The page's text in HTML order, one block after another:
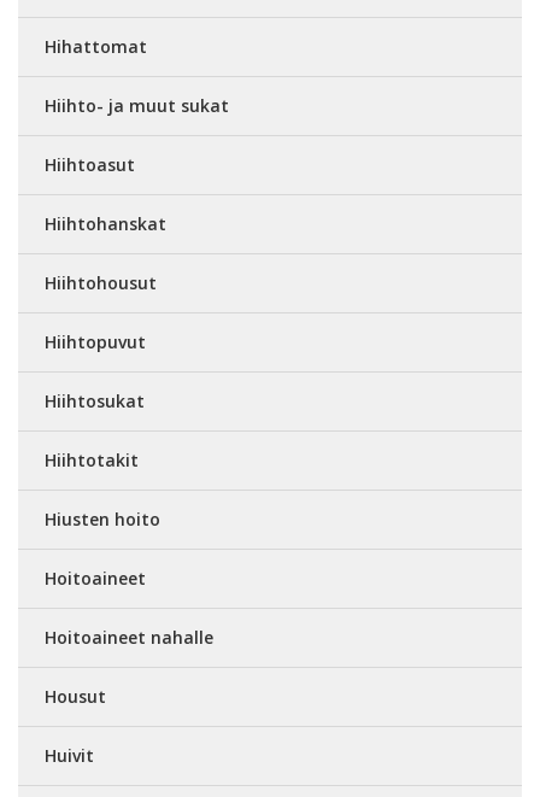
Hihattomat
Hiihto- ja muut sukat
Hiihtoasut
Hiihtohanskat
Hiihtohousut
Hiihtopuvut
Hiihtosukat
Hiihtotakit
Hiusten hoito
Hoitoaineet
Hoitoaineet nahalle
Housut
Huivit